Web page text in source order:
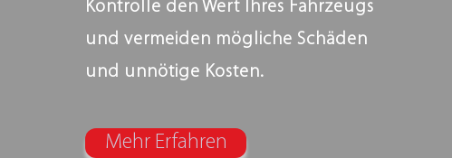
Kontrolle den Wert Ihres Fahrzeugs
und vermeiden mögliche Schäden
und unnötige Kosten.
Mehr Erfahren